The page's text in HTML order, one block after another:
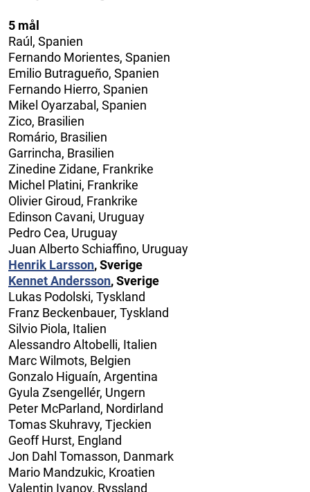
5 mål
Raúl, Spanien
Fernando Morientes, Spanien
Emilio Butragueño, Spanien
Fernando Hierro, Spanien
Mikel Oyarzabal, Spanien
Zico, Brasilien
Romário, Brasilien
Garrincha, Brasilien
Zinedine Zidane, Frankrike
Michel Platini, Frankrike
Olivier Giroud, Frankrike
Edinson Cavani, Uruguay
Pedro Cea, Uruguay
Juan Alberto Schiaffino, Uruguay
Henrik Larsson, Sverige
Kennet Andersson, Sverige
Lukas Podolski, Tyskland
Franz Beckenbauer, Tyskland
Silvio Piola, Italien
Alessandro Altobelli, Italien
Marc Wilmots, Belgien
Gonzalo Higuaín, Argentina
Gyula Zsengellér, Ungern
Peter McParland, Nordirland
Tomas Skuhravy, Tjeckien
Geoff Hurst, England
Jon Dahl Tomasson, Danmark
Mario Mandzukic, Kroatien
Valentin Ivanov, Ryssland